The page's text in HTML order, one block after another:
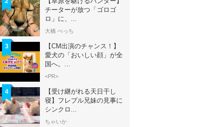
チーターが放つ「ゴロゴ
ロ」に、...
大橋 ぺっち
3
【CM出演のチャンス！】
愛犬の「おいしい顔」が全
国へ。...
<PR>
4
【受け継がれる天日干し
寝】フレブル兄妹の見事に
シンクロ...
ちゃいか